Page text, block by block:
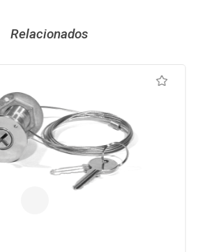
Relacionados